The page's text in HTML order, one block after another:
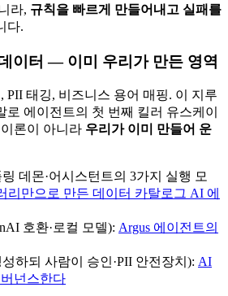
라, 규칙을 빠르게 만들어내고 실패를
다.
이터 — 이미 우리가 만든 영역
PII 태깅, 비즈니스 용어 매핑. 이 지루
에이전트의 첫 번째 킬러 유스케이
론이 아니라 우리가 이미 만들어 운
데몬·어시스턴트의 3가지 실행 모
리만으로 만든 데이터 카탈로그 AI 에
호환·로컬 모델): Argus 에이전트의
하되 사람이 승인·PII 안전장치): AI
넌스한다